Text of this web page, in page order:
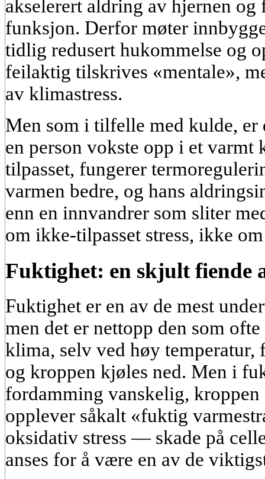
akselerert aldring av hjernen
funksjon. Derfor møter
tidlig redusert hukommelse og
feilaktig tilskrives «mentale»,
av klimastress.
Men som i tilfelle med kulde, er
en person vokste opp i et varmt
tilpasset, fungerer
varmen bedre, og hans
enn en innvandrer som sliter
om ikke-tilpasset stress, ikke
Fuktighet: en skjult fiende
Fuktighet er en av de mest
men det er nettopp den som
klima, selv ved høy temperatur,
og kroppen kjøles ned. Men i
fordamming vanskelig,
opplever såkalt «fuktig
oksidativ stress — skade på
anses for å være en av de